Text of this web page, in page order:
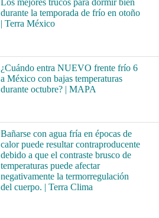
durante la temporada de frío en otoño
| Terra México
¿Cuándo entra NUEVO frente frío 6
a México con bajas temperaturas
durante octubre? | MAPA
Bañarse con agua fría en épocas de
calor puede resultar contraproducente
debido a que el contraste brusco de
temperaturas puede afectar
negativamente la termorregulación
del cuerpo. | Terra Clima